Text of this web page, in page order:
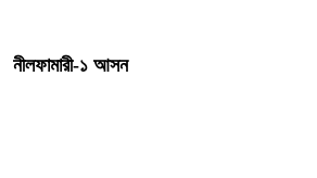
নীলফামারী-১ আসন